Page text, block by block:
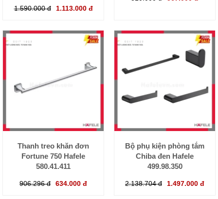
1.590.000 đ 1.113.000 đ
Thanh treo khăn đơn
Fortune 750 Hafele
580.41.411
906.296 đ 634.000 đ
Bộ phụ kiện phòng tắm
Chiba đen Hafele
499.98.350
2.138.704 đ 1.497.000 đ